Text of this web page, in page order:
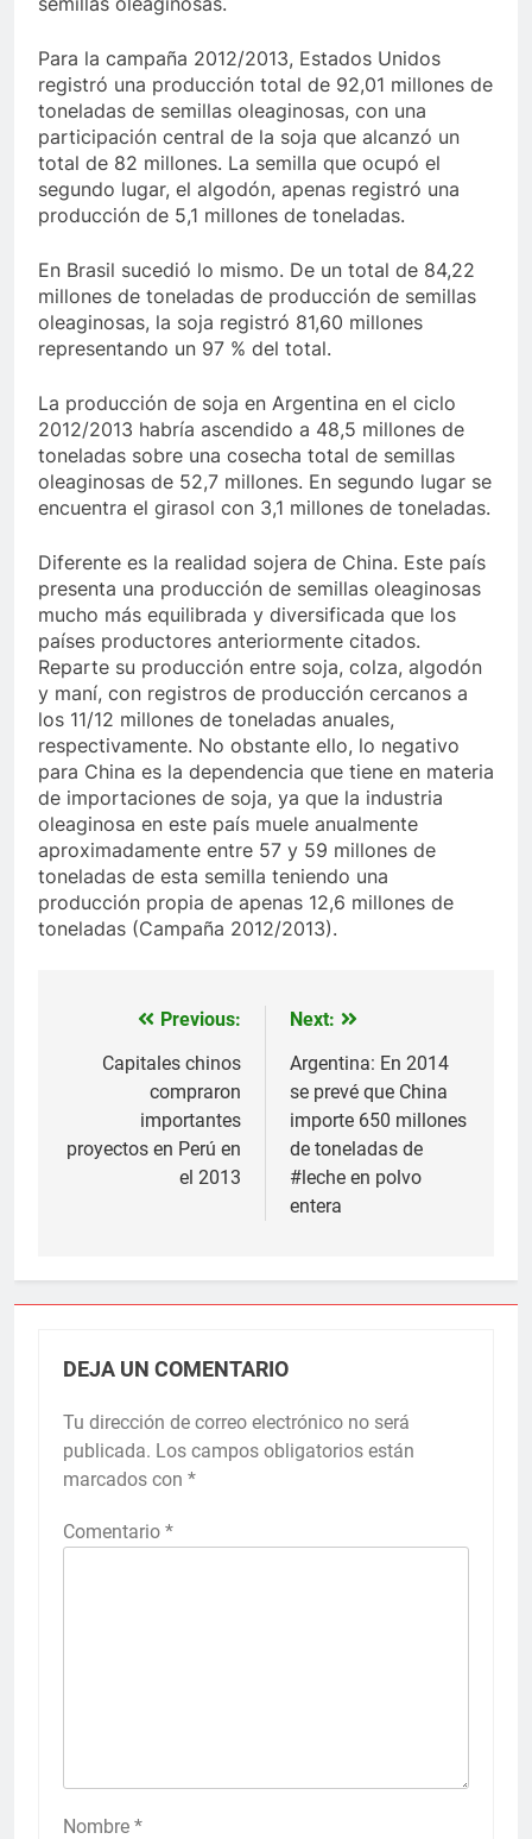
Para la campaña 2012/2013, Estados Unidos
registró una producción total de 92,01 millones de
toneladas de semillas oleaginosas, con una
participación central de la soja que alcanzó un
total de 82 millones. La semilla que ocupó el
segundo lugar, el algodón, apenas registró una
producción de 5,1 millones de toneladas.
En Brasil sucedió lo mismo. De un total de 84,22
millones de toneladas de producción de semillas
oleaginosas, la soja registró 81,60 millones
representando un 97 % del total.
La producción de soja en Argentina en el ciclo
2012/2013 habría ascendido a 48,5 millones de
toneladas sobre una cosecha total de semillas
oleaginosas de 52,7 millones. En segundo lugar se
encuentra el girasol con 3,1 millones de toneladas.
Diferente es la realidad sojera de China. Este país
presenta una producción de semillas oleaginosas
mucho más equilibrada y diversificada que los
países productores anteriormente citados.
Reparte su producción entre soja, colza, algodón
y maní, con registros de producción cercanos a
los 11/12 millones de toneladas anuales,
respectivamente. No obstante ello, lo negativo
para China es la dependencia que tiene en materia
de importaciones de soja, ya que la industria
oleaginosa en este país muele anualmente
aproximadamente entre 57 y 59 millones de
toneladas de esta semilla teniendo una
producción propia de apenas 12,6 millones de
toneladas (Campaña 2012/2013).
Navegación
entradas
Previous:
Capitales chinos
compraron
importantes
proyectos en Perú en
el 2013
Next:
Argentina: En 2014
se prevé que China
importe 650 millones
de toneladas de
#leche en polvo
entera
DEJA UN COMENTARIO
Tu dirección de correo electrónico no será
publicada. Los campos obligatorios están
marcados con *
Comentario *
Nombre *